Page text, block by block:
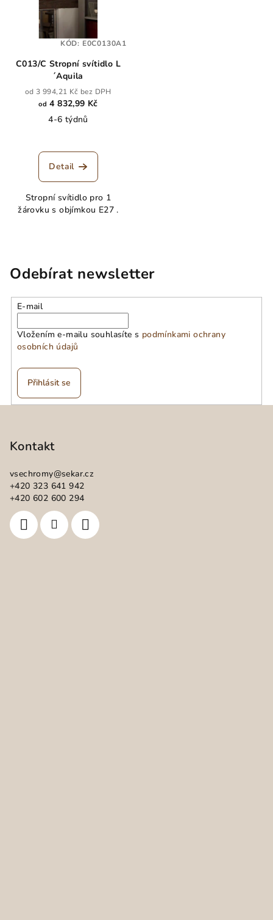
C013/C Stropní svítidlo L
´Aquila
od 3 994,21 Kč bez DPH
od 4 832,99 Kč
4-6 týdnů
Detail
Stropní svítidlo pro 1
žárovku s objímkou E27 .
KÓD: E0C0130A1
Odebírat newsletter
E-mail
Vložením e-mailu souhlasíte s podmínkami ochrany
osobních údajů
Přihlásit se
Kontakt
vsechromy@sekar.cz
+420 323 641 942
+420 602 600 294